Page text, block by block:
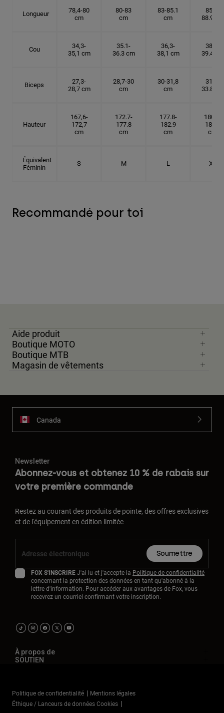
Longueur
78,4-80
cm
80-83
cm
83-85.1
cm
85.1-
88.9 cm
Cou
34,3-
35,1 cm
35.1-
36.3 cm
36,3-
38,1 cm
38.1-
39.4 cm
Biceps
27,3-
28,7 cm
28,7-30
cm
30-31,8
cm
31.8-
33.8 cm
Hauteur
167,6-
172,7
cm
172.7-
177.8
cm
177.8-
182.9
cm
180.3-
185.5
cm
Équivalent
Féminin
S M L XL
Recommandé pour toi
Aide produit
Boutique MOTO
Boutique MTB
Magasin de vêtements
Canada
Newsletter
Abonnez-vous et obtenez 10 % de rabais sur
votre première commande
Restez au courant des produits de pointe, des offres exclusives
et de l'équipement en édition limitée
Soumettre
FOX S'INSCRIREJ'ai lu et j'accepte la Politique de confidentialité
concernant la protection des données en tant qu'abonné à la
lettre d'information. Pour accéder aux avantages de Fox, vous
recevrez un courriel confirmant votre inscription.
À propos de
SOUTIEN
Politique de confidentialité
Mentions légales
Éthique / Lanceurs de données Cookies